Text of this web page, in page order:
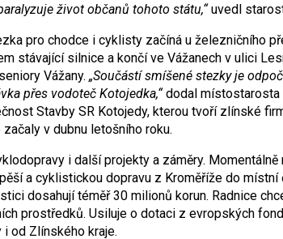
život občanů tohoto státu,“uvedl
pro chodce i cyklisty začíná u železničního
stávající silnice a končí ve Vážanech v ulici
Vážany. „Součástí smíšené stezky je
přes vodoteč Kotojedka,“dodal místostarosta
Stavby SR Kotojedy, kterou tvoří zlínské
v dubnu letošního roku.
i další projekty a záměry. Momentálně
a cyklistickou dopravu z Kroměříže do místní
dosahují téměř 30 milionů korun. Radnice
prostředků. Usiluje o dotaci z evropských
od Zlínského kraje.